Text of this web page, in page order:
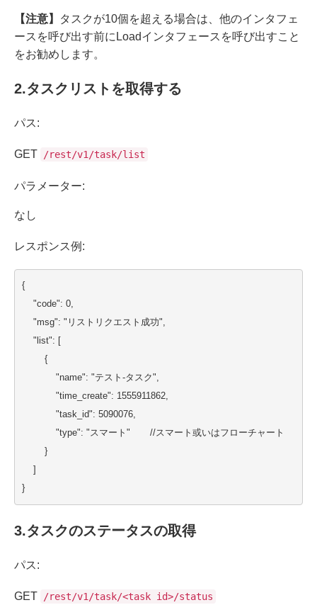
【注意】
タスクが10個を超える場合は、他のインタフェ
ースを呼び出す前にLoadインタフェースを呼び出すこと
をお勧めします。
2.タスクリストを取得する
パス:
GET /rest/v1/task/list
パラメーター:
なし
レスポンス例:
{
    "code": 0,
    "msg": "リストリクエスト成功",
    "list": [
{
"name": "テスト-タスク",
"time_create": 1555911862,
"task_id": 5090076,
"type": "スマート"       //スマート或いはフローチャート
        }
    ]
}
3.タスクのステータスの取得
パス:
GET /rest/v1/task/<task id>/status